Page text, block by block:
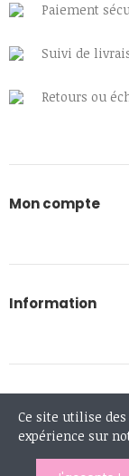
Paiement
Suivi de
Retours ou
Mon compte
Information
0613167372
Ce site utilise
expérience sur